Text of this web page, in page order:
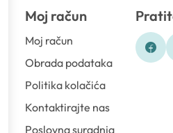
Moj račun
Moj račun
Obrada podataka
Politika kolačića
Kontaktirajte nas
Poslovna suradnja